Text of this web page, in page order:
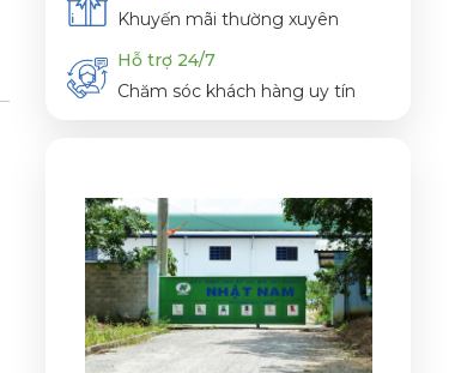
Khuyến mãi thường xuyên
Hỗ trợ 24/7
Chăm sóc khách hàng uy tín